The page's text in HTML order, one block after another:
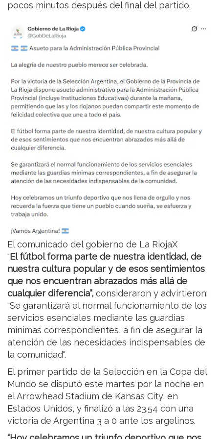
pocos minutos después del final del partido.
El comunicado del gobierno de La RiojaX
“El fútbol forma parte de nuestra identidad, de
nuestra cultura popular y de esos sentimientos
que nos encuentran abrazados más allá de
cualquier diferencia”, consideraron y advirtieron:
“Se garantizará el normal funcionamiento de los
servicios esenciales mediante las guardias
mínimas correspondientes, a fin de asegurar la
atención de las necesidades indispensables de
la comunidad".
El primer partido de la Selección en la Copa del
Mundo se disputó este martes por la noche en
el Arrowhead Stadium de Kansas City, en
Estados Unidos, y finalizó a las 23.54 con una
victoria de Argentina 3 a 0 ante los argelinos.